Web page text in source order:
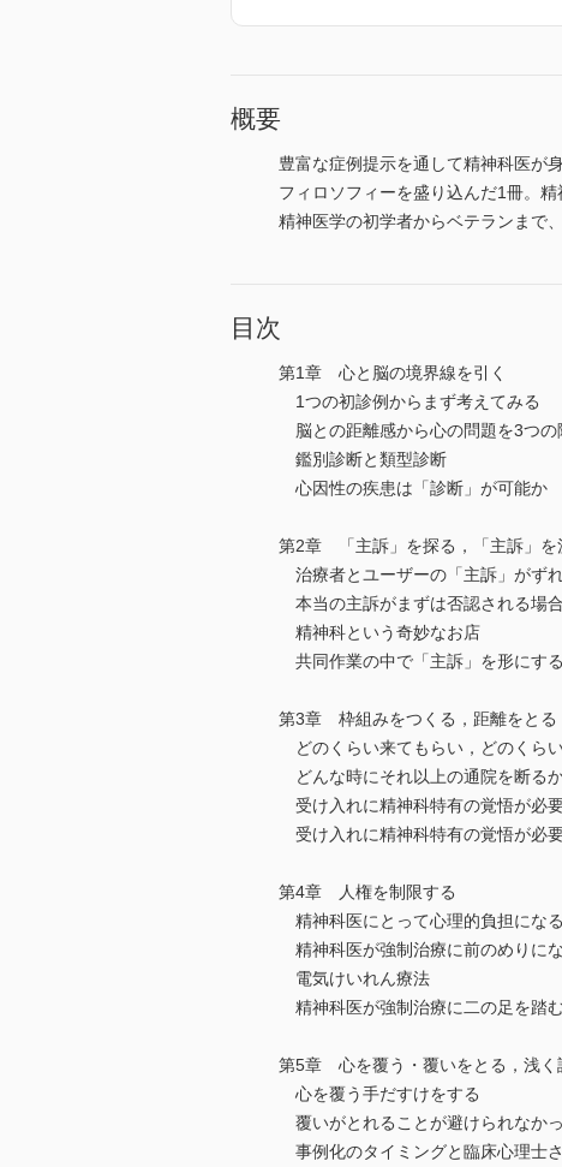
概要
豊富な症例提示を通して精神科医が
フィロソフィーを盛り込んだ1冊。
精神医学の初学者からベテランまで
目次
第1章 心と脳の境界線を引く
1つの初診例からまず考えてみる
脳との距離感から心の問題を3つの
鑑別診断と類型診断
心因性の疾患は「診断」が可能か
第2章 「主訴」を探る，「主訴」を
治療者とユーザーの「主訴」がず
本当の主訴がまずは否認される場合
精神科という奇妙なお店
共同作業の中で「主訴」を形にする
第3章 枠組みをつくる，距離をとる
どのくらい来てもらい，どのくら
どんな時にそれ以上の通院を断る
受け入れに精神科特有の覚悟が必
受け入れに精神科特有の覚悟が必
第4章 人権を制限する
精神科医にとって心理的負担にな
精神科医が強制治療に前のめりに
電気けいれん療法
精神科医が強制治療に二の足を踏
第5章 心を覆う・覆いをとる，浅く
心を覆う手だすけをする
覆いがとれることが避けられなか
事例化のタイミングと臨床心理士